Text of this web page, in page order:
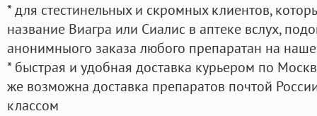
* для стестинельных и скромных клиентов,
название Виагра или Сиалис в аптеке вслух,
анонимныого заказа любого препаратан на
* быстрая и удобная доставка курьером по
же возможна доставка препаратов почтой
классом